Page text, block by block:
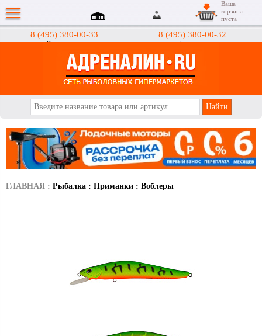
8 (495) 380-00-33
Интернет-магазин
8 (495) 380-00-32
Гипермаркеты
Ваша
корзина
пуста
ГЛАВНАЯ : Рыбалка : Приманки : Воблеры